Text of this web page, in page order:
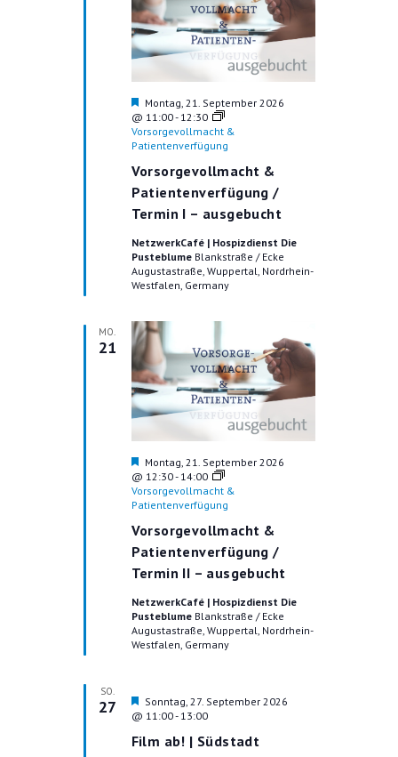
Vorsorgevollmacht &
Patientenverfügung /
Termin I – ausgebucht
H
e
r
v
r
g
e
h
b
e
n
Montag, 21. September 2026
@ 11:00- 12:30
Vorsorgevollmacht &
Patientenverfügung
NetzwerkCafé | Hospizdienst Die
Pusteblume Blankstraße / Ecke
Augustastraße, Wuppertal, Nordrhein-
Westfalen, Germany
MO.
21
Vorsorgevollmacht &
Patientenverfügung /
Termin II – ausgebucht
H
e
r
v
r
g
e
h
b
e
n
Montag, 21. September 2026
@ 12:30- 14:00
Vorsorgevollmacht &
Patientenverfügung
NetzwerkCafé | Hospizdienst Die
Pusteblume Blankstraße / Ecke
Augustastraße, Wuppertal, Nordrhein-
Westfalen, Germany
SO.
27
Film ab! | Südstadt
H
e
v
Sonntag, 27. September 2026
@ 11:00- 13:00